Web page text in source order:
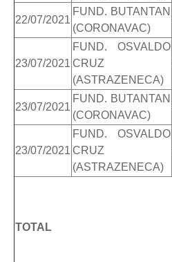
22/07/2021
FUND. BUTANTAN
(CORONAVAC)
23/07/2021
FUND. OSVALDO
CRUZ
(ASTRAZENECA)
23/07/2021
FUND. BUTANTAN
(CORONAVAC)
23/07/2021
FUND. OSVALDO
CRUZ
(ASTRAZENECA)
TOTAL